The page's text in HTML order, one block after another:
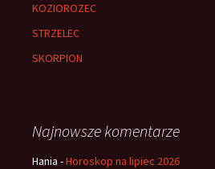
KOZIOROZEC
STRZELEC
SKORPION
Najnowsze komentarze
Hania -Horoskop na lipiec 2026